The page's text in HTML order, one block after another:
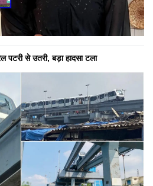
पटरी से उतरी, बड़ा हादसा टला